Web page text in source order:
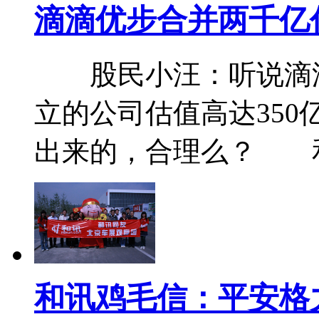
滴滴优步合并两千
股民小汪：听说滴
立的公司估值高达350
出来的，合理么？
和讯鸡毛信：平安